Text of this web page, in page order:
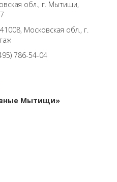
обл., г. Мытищи,
Московская обл., г.
786-54-04
Мытищи»